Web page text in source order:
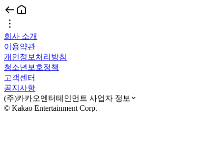
회사 소개
이용약관
개인정보처리방침
청소년보호정책
고객센터
공지사항
(주)카카오엔터테인먼트 사업자 정보
© Kakao Entertainment Corp.